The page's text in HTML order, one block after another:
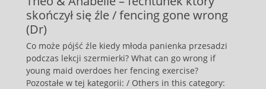
skończył się źle / fencing gone wrong
(Dr)
Co może pójść źle kiedy młoda panienka przesadzi
podczas lekcji szermierki? What can go wrong if
young maid overdoes her fencing exercise?
Pozostałe w tej kategorii: / Others in this category: